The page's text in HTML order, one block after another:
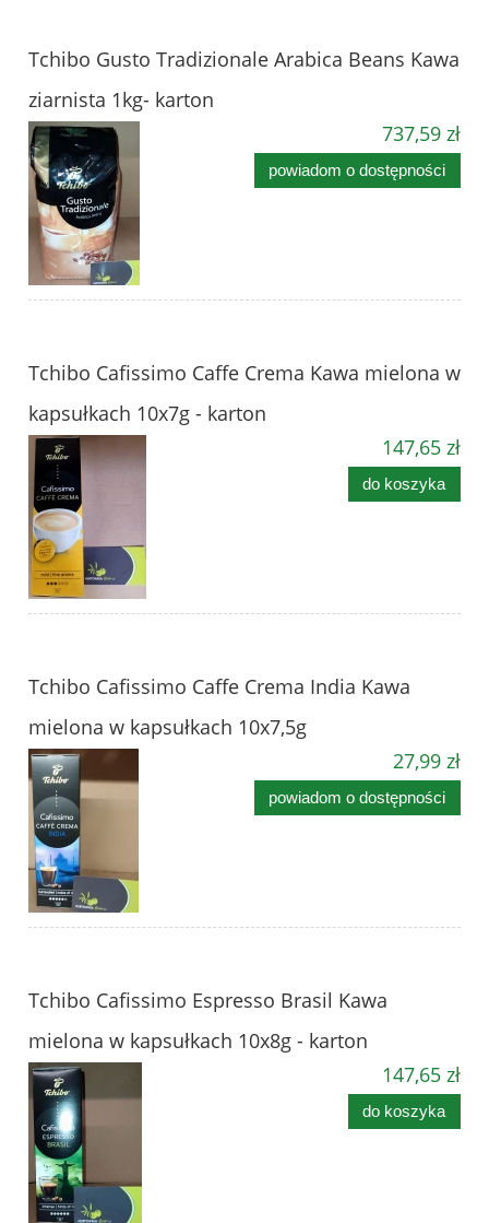
Tchibo Gusto Tradizionale Arabica Beans Kawa
ziarnista 1kg- karton
737,59 zł
powiadom o dostępności
Tchibo Cafissimo Caffe Crema Kawa mielona w
kapsułkach 10x7g - karton
147,65 zł
do koszyka
Tchibo Cafissimo Caffe Crema India Kawa
mielona w kapsułkach 10x7,5g
27,99 zł
powiadom o dostępności
Tchibo Cafissimo Espresso Brasil Kawa
mielona w kapsułkach 10x8g - karton
147,65 zł
do koszyka